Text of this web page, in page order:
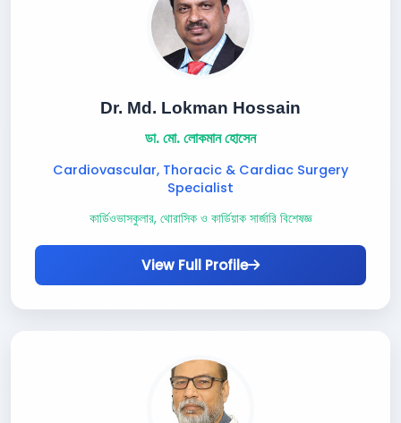
Dr. Md. Lokman Hossain
ডা. মো. লোকমান হোসেন
Cardiovascular, Thoracic & Cardiac Surgery
Specialist
কার্ডিওভাসকুলার, থোরাসিক ও কার্ডিয়াক সার্জারি বিশেষজ্ঞ
View Full Profile